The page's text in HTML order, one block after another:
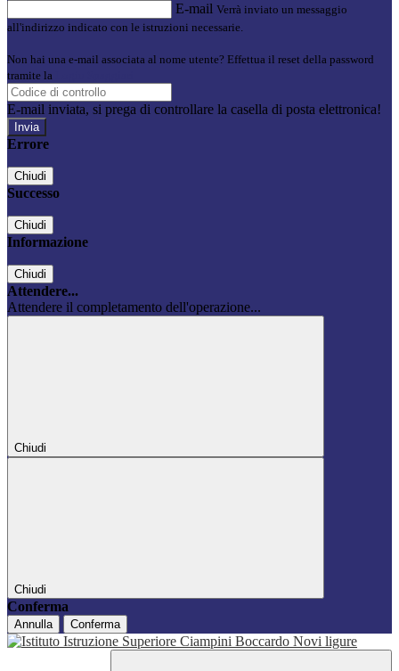
E-mail Verrà inviato un messaggio
all'indirizzo indicato con le istruzioni necessarie.
Non hai una e-mail associata al nome utente? Effettua il reset della password
tramite la
E-mail inviata, si prega di controllare la casella di posta elettronica!
Errore
Chiudi
Successo
Chiudi
Informazione
Chiudi
Attendere...
Attendere il completamento dell'operazione...
Chiudi
Chiudi
Conferma
Annulla Conferma